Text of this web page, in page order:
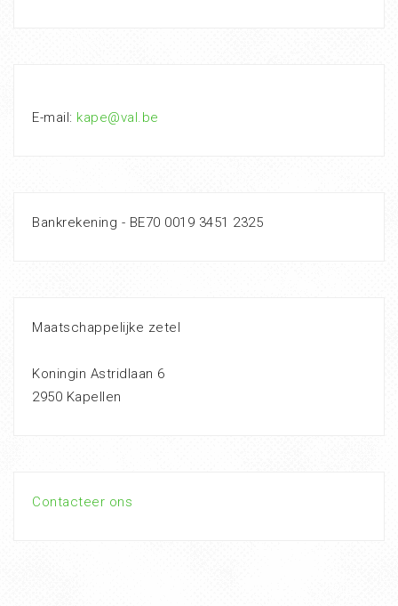
E-mail: kape@val.be
Bankrekening - BE70 0019 3451 2325
Maatschappelijke zetel
Koningin Astridlaan 6
2950 Kapellen
Contacteer ons